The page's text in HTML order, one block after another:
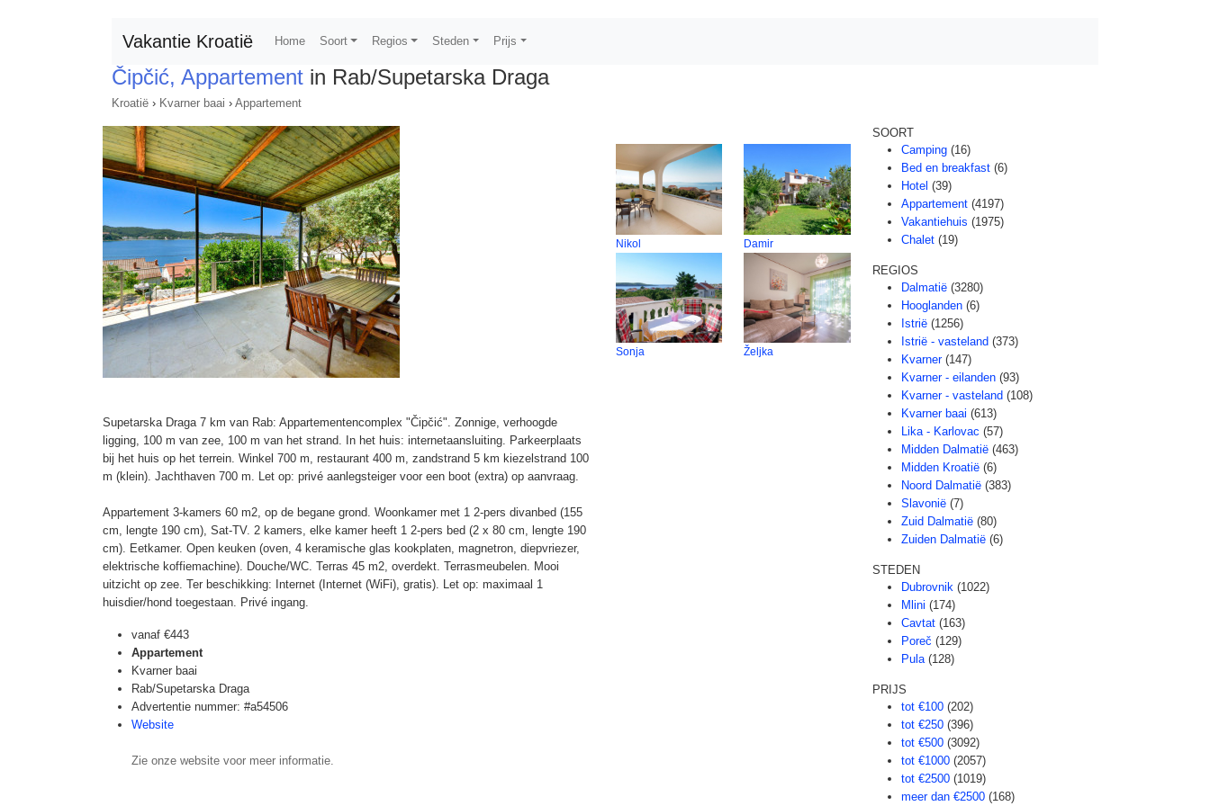
Vakantie Kroatië Home Soort Regios Steden Prijs
Čipčić, Appartement in Rab/Supetarska Draga
Kroatië › Kvarner baai › Appartement
Supetarska Draga 7 km van Rab: Appartementencomplex "Čipčić". Zonnige, verhoogde
ligging, 100 m van zee, 100 m van het strand. In het huis: internetaansluiting. Parkeerplaats
bij het huis op het terrein. Winkel 700 m, restaurant 400 m, zandstrand 5 km kiezelstrand 100
m (klein). Jachthaven 700 m. Let op: privé aanlegsteiger voor een boot (extra) op aanvraag.
Appartement 3-kamers 60 m2, op de begane grond. Woonkamer met 1 2-pers divanbed (155
cm, lengte 190 cm), Sat-TV. 2 kamers, elke kamer heeft 1 2-pers bed (2 x 80 cm, lengte 190
cm). Eetkamer. Open keuken (oven, 4 keramische glas kookplaten, magnetron, diepvriezer,
elektrische koffiemachine). Douche/WC. Terras 45 m2, overdekt. Terrasmeubelen. Mooi
uitzicht op zee. Ter beschikking: Internet (Internet (WiFi), gratis). Let op: maximaal 1
huisdier/hond toegestaan. Privé ingang.
vanaf €443
Appartement
Kvarner baai
Rab/Supetarska Draga
Advertentie nummer: #a54506
Website
Zie onze website voor meer informatie.
Nikol Damir
Sonja Željka
SOORT
Camping (16)
Bed en breakfast (6)
Hotel (39)
Appartement (4197)
Vakantiehuis (1975)
Chalet (19)
REGIOS
Dalmatië (3280)
Hooglanden (6)
Istrië (1256)
Istrië - vasteland (373)
Kvarner (147)
Kvarner - eilanden (93)
Kvarner - vasteland (108)
Kvarner baai (613)
Lika - Karlovac (57)
Midden Dalmatië (463)
Midden Kroatië (6)
Noord Dalmatië (383)
Slavonië (7)
Zuid Dalmatië (80)
Zuiden Dalmatië (6)
STEDEN
Dubrovnik (1022)
Mlini (174)
Cavtat (163)
Poreč (129)
Pula (128)
PRIJS
tot €100 (202)
tot €250 (396)
tot €500 (3092)
tot €1000 (2057)
tot €2500 (1019)
meer dan €2500 (168)